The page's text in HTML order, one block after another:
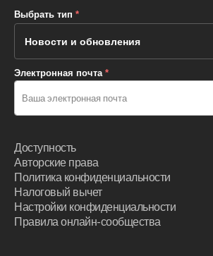
Выбрать тип *
Электронная почта *
Доступность
Авторские права
Политика конфиденциальности
Налоговый вычет
Настройки конфиденциальности
Правила онлайн-сообщества